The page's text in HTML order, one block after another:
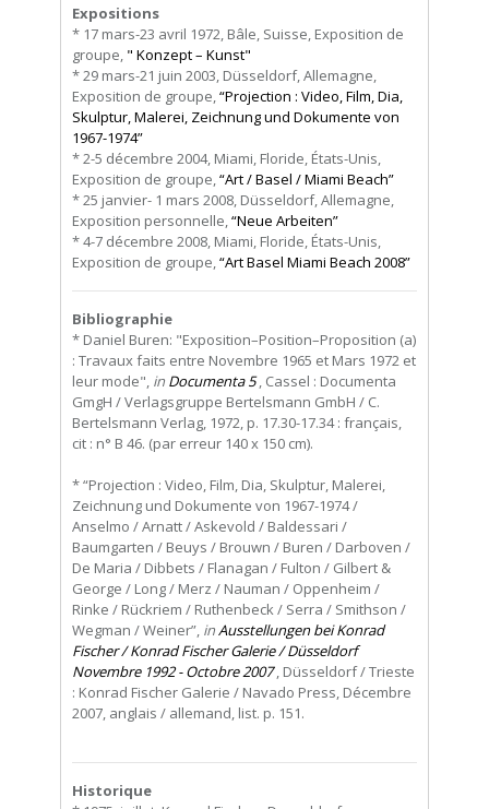
Expositions
* 17 mars-23 avril 1972, Bâle, Suisse, Exposition de
groupe, " Konzept – Kunst"
* 29 mars-21 juin 2003, Düsseldorf, Allemagne,
Exposition de groupe,“Projection : Video, Film, Dia,
Skulptur, Malerei, Zeichnung und Dokumente von
1967-1974”
* 2-5 décembre 2004, Miami, Floride, États-Unis,
Exposition de groupe,“Art / Basel / Miami Beach”
* 25 janvier- 1 mars 2008, Düsseldorf, Allemagne,
Exposition personnelle,“Neue Arbeiten”
* 4-7 décembre 2008, Miami, Floride, États-Unis,
Exposition de groupe,“Art Basel Miami Beach 2008”
Bibliographie
* Daniel Buren: "Exposition–Position–Proposition (a)
: Travaux faits entre Novembre 1965 et Mars 1972 et
leur mode", in Documenta 5, Cassel : Documenta
GmgH / Verlagsgruppe Bertelsmann GmbH / C.
Bertelsmann Verlag, 1972, p. 17.30-17.34 : français,
cit : n° B 46. (par erreur 140 x 150 cm).
* “Projection : Video, Film, Dia, Skulptur, Malerei,
Zeichnung und Dokumente von 1967-1974 /
Anselmo / Arnatt / Askevold / Baldessari /
Baumgarten / Beuys / Brouwn / Buren / Darboven /
De Maria / Dibbets / Flanagan / Fulton / Gilbert &
George / Long / Merz / Nauman / Oppenheim /
Rinke / Rückriem / Ruthenbeck / Serra / Smithson /
Wegman / Weiner”, inAusstellungen bei Konrad
Fischer / Konrad Fischer Galerie / Düsseldorf
Novembre 1992 - Octobre 2007, Düsseldorf / Trieste
: Konrad Fischer Galerie / Navado Press, Décembre
2007, anglais / allemand, list. p. 151.
Historique